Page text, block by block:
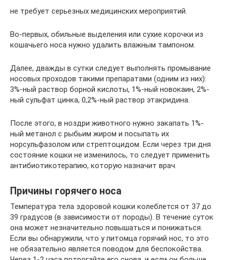
не требует серьезных медицинских мероприятий.
Во-первых, обильные выделения или сухие корочки из
кошачьего носа нужно удалить влажным тампоном.
Далее, дважды в сутки следует выполнять промывание
носовых проходов такими препаратами (одним из них):
3%-ный раствор борной кислоты, 1%-ный новокаин, 2%-
ный сульфат цинка, 0,2%-ный раствор этакридина.
После этого, в ноздри животного нужно закапать 1%-
ный метанол с рыбьим жиром и посыпать их
норсульфазолом или стрептоцидом. Если через три дня
состояние кошки не изменилось, то следует применить
антибиотикотерапию, которую назначит врач.
Причины горячего носа
Температура тела здоровой кошки колеблется от 37 до
39 градусов (в зависимости от породы). В течение суток
она может незначительно повышаться и понижаться.
Если вы обнаружили, что у питомца горячий нос, то это
не обязательно является поводом для беспокойства.